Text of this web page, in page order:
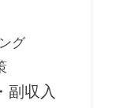
グ
副収入